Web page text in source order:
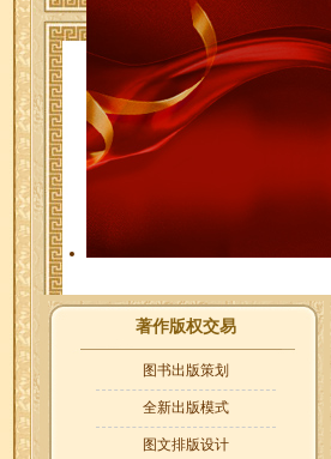
著作版权交易
图书出版策划
全新出版模式
图文排版设计